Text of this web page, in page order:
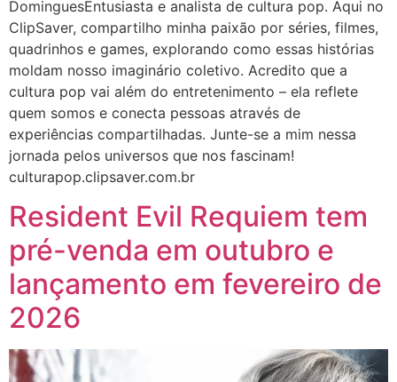
DominguesEntusiasta e analista de cultura pop. Aqui no
ClipSaver, compartilho minha paixão por séries, filmes,
quadrinhos e games, explorando como essas histórias
moldam nosso imaginário coletivo. Acredito que a
cultura pop vai além do entretenimento – ela reflete
quem somos e conecta pessoas através de
experiências compartilhadas. Junte-se a mim nessa
jornada pelos universos que nos fascinam!
culturapop.clipsaver.com.br
Resident Evil Requiem tem
pré-venda em outubro e
lançamento em fevereiro de
2026